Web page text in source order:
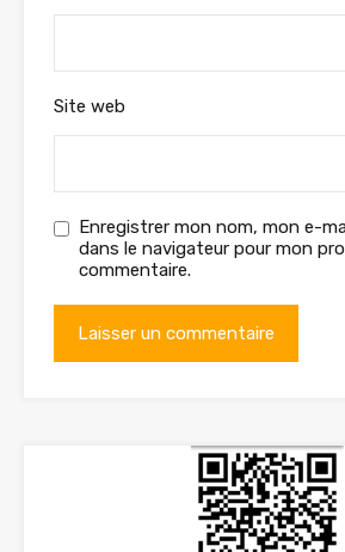
Site web
Enregistrer mon nom, mon e-
dans le navigateur pour mon
commentaire.